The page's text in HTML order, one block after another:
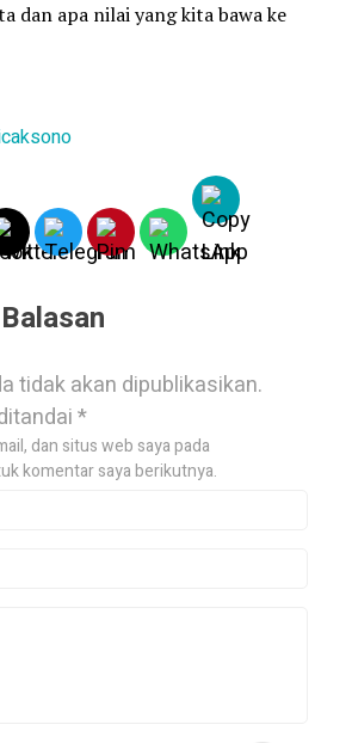
dan apa nilai yang kita bawa ke
tidak akan dipublikasikan.
*
dan situs web saya pada
komentar saya berikutnya.